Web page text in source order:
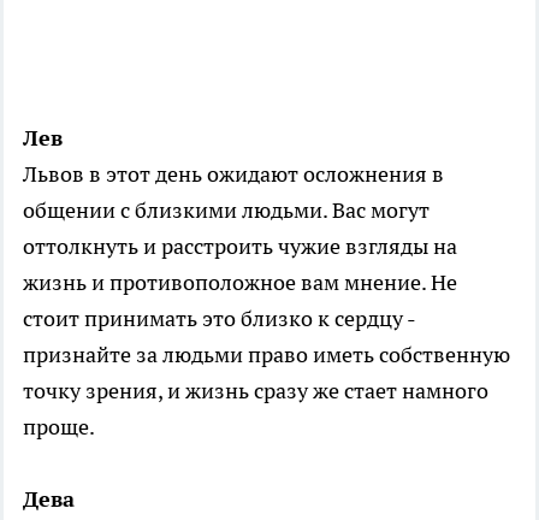
Лев
Львов в этот день ожидают осложнения в
общении с близкими людьми. Вас могут
оттолкнуть и расстроить чужие взгляды на
жизнь и противоположное вам мнение. Не
стоит принимать это близко к сердцу -
признайте за людьми право иметь собственную
точку зрения, и жизнь сразу же стает намного
проще.
Дева